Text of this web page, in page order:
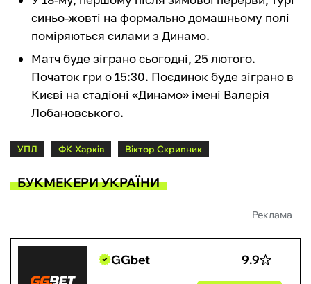
синьо-жовті на формально домашньому полі
поміряються силами з Динамо.
Матч буде зіграно сьогодні, 25 лютого.
Початок гри о 15:30. Поєдинок буде зіграно в
Києві на стадіоні «Динамо» імені Валерія
Лобановського.
УПЛ ФК Харків Віктор Скрипник
БУКМЕКЕРИ УКРАЇНИ
Реклама
GGbet 9.9